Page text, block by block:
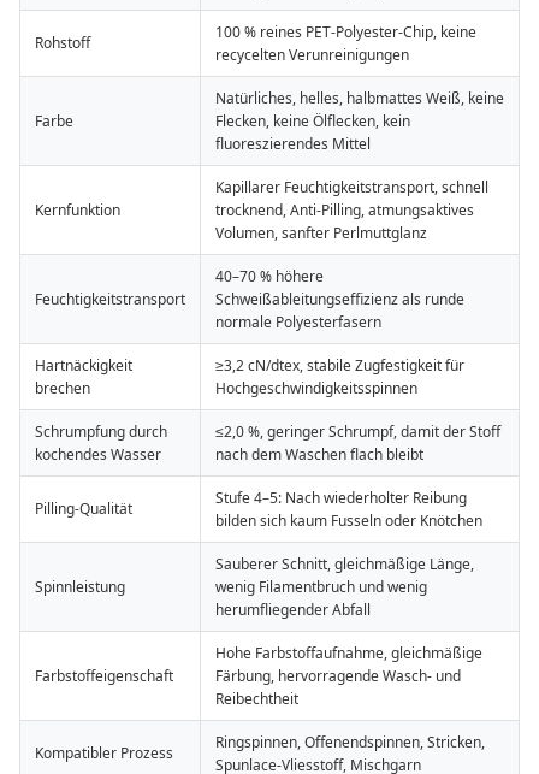
Rohstoff
100 % reines PET-Polyester-Chip, keine
recycelten Verunreinigungen
Farbe
Natürliches, helles, halbmattes Weiß, keine
Flecken, keine Ölflecken, kein
fluoreszierendes Mittel
Kernfunktion
Kapillarer Feuchtigkeitstransport, schnell
trocknend, Anti-Pilling, atmungsaktives
Volumen, sanfter Perlmuttglanz
Feuchtigkeitstransport
40–70 % höhere
Schweißableitungseffizienz als runde
normale Polyesterfasern
Hartnäckigkeit
brechen
≥3,2 cN/dtex, stabile Zugfestigkeit für
Hochgeschwindigkeitsspinnen
Schrumpfung durch
kochendes Wasser
≤2,0 %, geringer Schrumpf, damit der Stoff
nach dem Waschen flach bleibt
Pilling-Qualität
Stufe 4–5: Nach wiederholter Reibung
bilden sich kaum Fusseln oder Knötchen
Spinnleistung
Sauberer Schnitt, gleichmäßige Länge,
wenig Filamentbruch und wenig
herumfliegender Abfall
Farbstoffeigenschaft
Hohe Farbstoffaufnahme, gleichmäßige
Färbung, hervorragende Wasch- und
Reibechtheit
Kompatibler Prozess
Ringspinnen, Offenendspinnen, Stricken,
Spunlace-Vliesstoff, Mischgarn